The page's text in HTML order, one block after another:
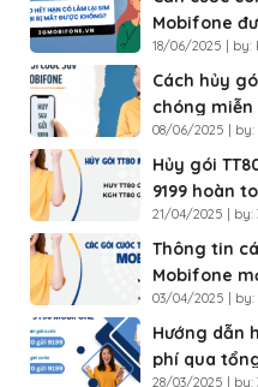
Mobifone
18/06/2025 | by:
Cách hủy
chóng miễn
08/06/2025 | by:
Hủy gói
9199 hoàn
21/04/2025 | by:
Thông tin
Mobifone
03/04/2025 | by:
Hướng dẫn
phí qua
28/03/2025 | by: